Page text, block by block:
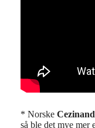
* Norske
så ble det mye mer